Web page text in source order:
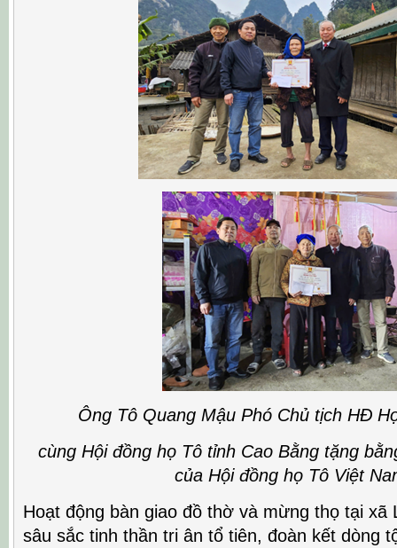
Ông Tô Quang Mậu Phó Chủ tịch HĐ
cùng Hội đồng họ Tô tỉnh Cao Bằng tặng
của Hội đồng họ Tô Việt
Hoạt động bàn giao đồ thờ và mừng thọ tại xã
sâu sắc tinh thần tri ân tổ tiên, đoàn kết dòng